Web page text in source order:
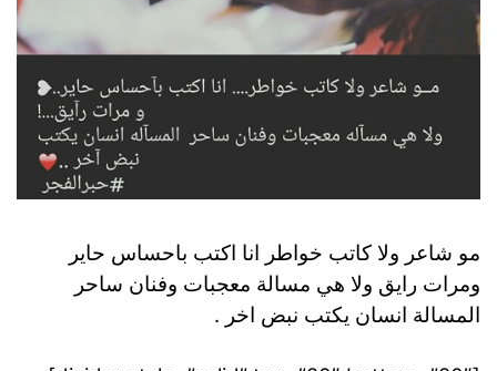
مو شاعر ولا كاتب خواطر انا اكتب باحساس حاير
ومرات رايق ولا هي مسالة معجبات وفنان ساحر
المسالة انسان يكتب نبض اخر .